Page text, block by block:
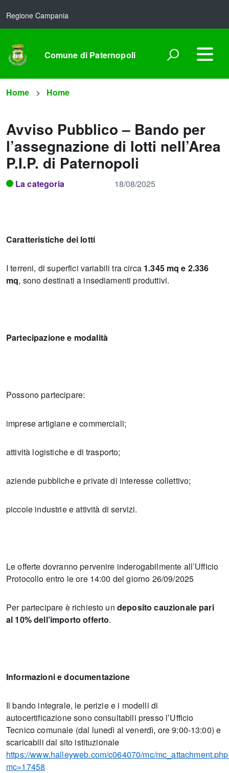
Regione Campania
Comune di Paternopoli
Home Home
Avviso Pubblico – Bando per
l’assegnazione di lotti nell’Area
P.I.P. di Paternopoli
La categoria 18/08/2025
Caratteristiche dei lotti
I terreni, di superfici variabili tra circa 1.345 mq e 2.336
mq, sono destinati a insediamenti produttivi.
Partecipazione e modalità
Possono partecipare:
imprese artigiane e commerciali;
attività logistiche e di trasporto;
aziende pubbliche e private di interesse collettivo;
piccole industrie e attività di servizi.
Le offerte dovranno pervenire inderogabilmente all’Ufficio
Protocollo entro le ore 14:00 del giorno 26/09/2025
Per partecipare è richiesto un deposito cauzionale pari
al 10% dell’importo offerto.
Informazioni e documentazione
Il bando integrale, le perizie e i modelli di
autocertificazione sono consultabili presso l’Ufficio
Tecnico comunale (dal lunedì al venerdì, ore 9:00-13:00) e
scaricabili dal sito istituzionale
https://www.halleyweb.com/c064070/mc/
mc=17458